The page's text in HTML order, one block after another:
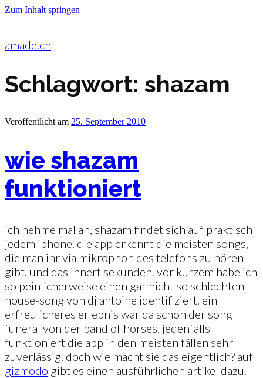
Zum Inhalt springen
amade.ch
Schlagwort: shazam
Veröffentlicht am 25. September 2010
wie shazam
funktioniert
ich nehme mal an, shazam findet sich auf praktisch
jedem iphone. die app erkennt die meisten songs,
die man ihr via mikrophon des telefons zu hören
gibt. und das innert sekunden. vor kurzem habe ich
so peinlicherweise einen gar nicht so schlechten
house-song von dj antoine identifiziert. ein
erfreulicheres erlebnis war da schon der song
funeral von der band of horses. jedenfalls
funktioniert die app in den meisten fällen sehr
zuverlässig. doch wie macht sie das eigentlich? auf
gizmodo gibt es einen ausführlichen artikel dazu.